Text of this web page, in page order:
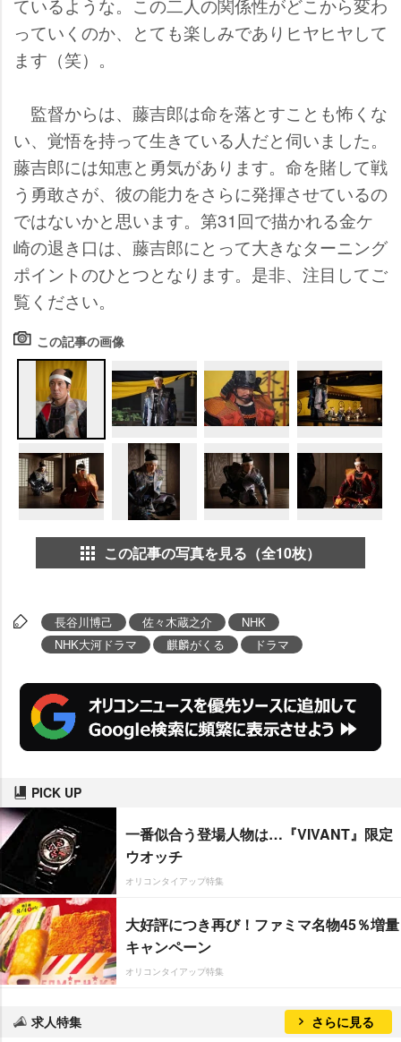
っていくのか、とても楽しみでありヒヤヒヤして
ます（笑）。
監督からは、藤吉郎は命を落とすことも怖くな
い、覚悟を持って生きている人だと伺いました。
藤吉郎には知恵と勇気があります。命を賭して戦
う勇敢さが、彼の能力をさらに発揮させているの
ではないかと思います。第31回で描かれる金ケ
崎の退き口は、藤吉郎にとって大きなターニング
ポイントのひとつとなります。是非、注目してご
覧ください。
この記事の画像
この記事の写真を見る（全10枚）
長谷川博己 佐々木蔵之介
NHK
NHK大河ドラマ
麒麟がくる ドラマ
PICK UP
一番似合う登場人物は…『VIVANT』限定
ウオッチ
オリコンタイアップ特集
大好評につき再び！ファミマ名物45％増量
キャンペーン
オリコンタイアップ特集
求人特集 さらに見る